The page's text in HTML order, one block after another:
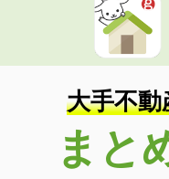
大手不
まと